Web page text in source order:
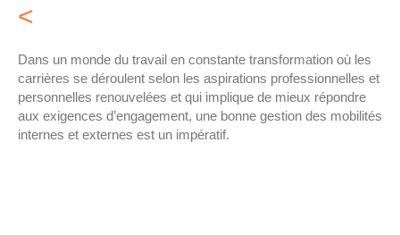
<
Dans un monde du travail en constante transformation où les
carrières se déroulent selon les aspirations professionnelles et
personnelles renouvelées et qui implique de mieux répondre
aux exigences d’engagement, une bonne gestion des mobilités
internes et externes est un impératif.